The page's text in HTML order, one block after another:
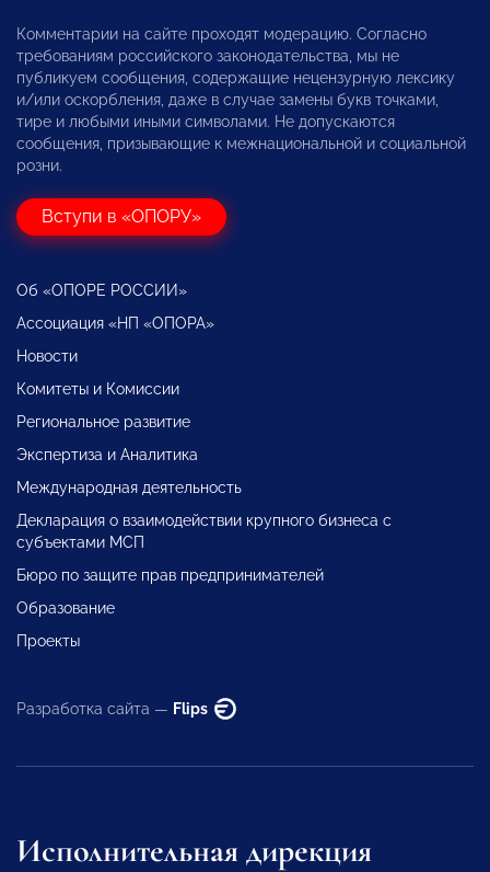
Комментарии на сайте проходят модерацию. Согласно
требованиям российского законодательства, мы не
публикуем сообщения, содержащие нецензурную лексику
и/или оскорбления, даже в случае замены букв точками,
тире и любыми иными символами. Не допускаются
сообщения, призывающие к межнациональной и социальной
розни.
Вступи в «ОПОРУ»
Об «ОПОРЕ РОССИИ»
Ассоциация «НП «ОПОРА»
Новости
Комитеты и Комиссии
Региональное развитие
Экспертиза и Аналитика
Международная деятельность
Декларация о взаимодействии крупного бизнеса с
субъектами МСП
Бюро по защите прав предпринимателей
Образование
Проекты
Разработка сайта — Flips
Исполнительная дирекция